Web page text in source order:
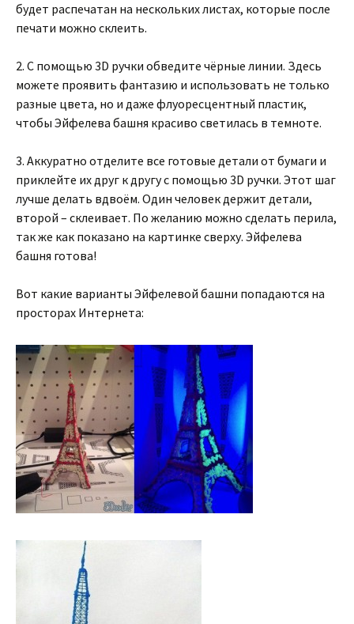
будет распечатан на нескольких листах, которые после
печати можно склеить.
2. С помощью 3D ручки обведите чёрные линии. Здесь
можете проявить фантазию и использовать не только
разные цвета, но и даже флуоресцентный пластик,
чтобы Эйфелева башня красиво светилась в темноте.
3. Аккуратно отделите все готовые детали от бумаги и
приклейте их друг к другу с помощью 3D ручки. Этот шаг
лучше делать вдвоём. Один человек держит детали,
второй – склеивает. По желанию можно сделать перила,
так же как показано на картинке сверху. Эйфелева
башня готова!
Вот какие варианты Эйфелевой башни попадаются на
просторах Интернета: